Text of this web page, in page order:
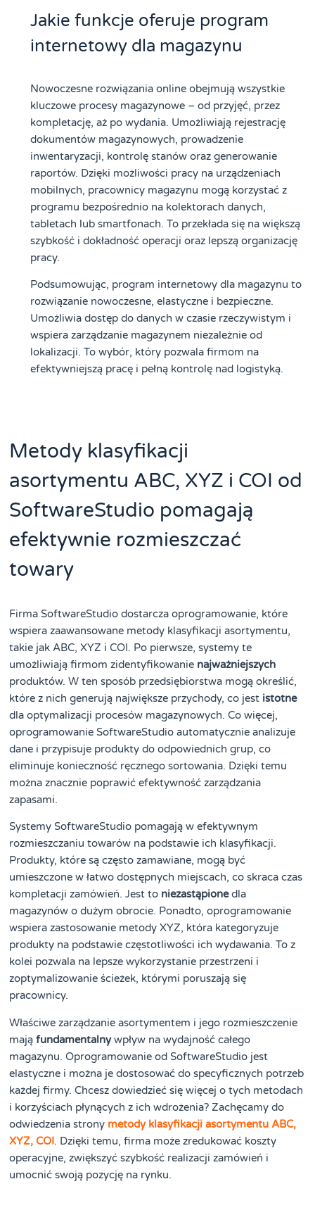
Jakie funkcje oferuje program
internetowy dla magazynu
Nowoczesne rozwiązania online obejmują wszystkie
kluczowe procesy magazynowe – od przyjęć, przez
kompletację, aż po wydania. Umożliwiają rejestrację
dokumentów magazynowych, prowadzenie
inwentaryzacji, kontrolę stanów oraz generowanie
raportów. Dzięki możliwości pracy na urządzeniach
mobilnych, pracownicy magazynu mogą korzystać z
programu bezpośrednio na kolektorach danych,
tabletach lub smartfonach. To przekłada się na większą
szybkość i dokładność operacji oraz lepszą organizację
pracy.
Podsumowując, program internetowy dla magazynu to
rozwiązanie nowoczesne, elastyczne i bezpieczne.
Umożliwia dostęp do danych w czasie rzeczywistym i
wspiera zarządzanie magazynem niezależnie od
lokalizacji. To wybór, który pozwala firmom na
efektywniejszą pracę i pełną kontrolę nad logistyką.
Metody klasyfikacji
asortymentu ABC, XYZ i COI od
SoftwareStudio pomagają
efektywnie rozmieszczać
towary
Firma SoftwareStudio dostarcza oprogramowanie, które
wspiera zaawansowane metody klasyfikacji asortymentu,
takie jak ABC, XYZ i COI. Po pierwsze, systemy te
umożliwiają firmom zidentyfikowanie najważniejszych
produktów. W ten sposób przedsiębiorstwa mogą określić,
które z nich generują największe przychody, co jest istotne
dla optymalizacji procesów magazynowych. Co więcej,
oprogramowanie SoftwareStudio automatycznie analizuje
dane i przypisuje produkty do odpowiednich grup, co
eliminuje konieczność ręcznego sortowania. Dzięki temu
można znacznie poprawić efektywność zarządzania
zapasami.
Systemy SoftwareStudio pomagają w efektywnym
rozmieszczaniu towarów na podstawie ich klasyfikacji.
Produkty, które są często zamawiane, mogą być
umieszczone w łatwo dostępnych miejscach, co skraca czas
kompletacji zamówień. Jest to niezastąpionedla
magazynów o dużym obrocie. Ponadto, oprogramowanie
wspiera zastosowanie metody XYZ, która kategoryzuje
produkty na podstawie częstotliwości ich wydawania. To z
kolei pozwala na lepsze wykorzystanie przestrzeni i
zoptymalizowanie ścieżek, którymi poruszają się
pracownicy.
Właściwe zarządzanie asortymentem i jego rozmieszczenie
mająfundamentalnywpływ na wydajność całego
magazynu. Oprogramowanie od SoftwareStudio jest
elastyczne i można je dostosować do specyficznych potrzeb
każdej firmy. Chcesz dowiedzieć się więcej o tych metodach
i korzyściach płynących z ich wdrożenia? Zachęcamy do
odwiedzenia strony metody klasyfikacji asortymentu ABC,
XYZ, COI. Dzięki temu, firma może zredukować koszty
operacyjne, zwiększyć szybkość realizacji zamówień i
umocnić swoją pozycję na rynku.